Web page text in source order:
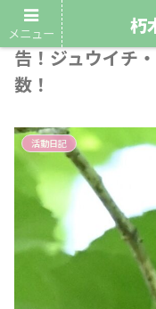
令和4年5月29日
告！ジュウイチ
数！
活動日記
メニュー 朽